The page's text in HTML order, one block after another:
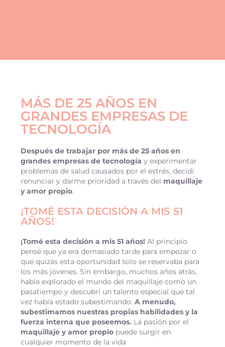
MÁS DE 25 AÑOS EN
GRANDES EMPRESAS DE
TECNOLOGÍA
Después de trabajar por más de 25 años en
grandes empresas de tecnología y experimentar
problemas de salud causados por el estrés, decidí
renunciar y darme prioridad a través del maquillaje
y amor propio.
¡TOMÉ ESTA DECISIÓN A MIS 51
AÑOS!
¡Tomé esta decisión a mis 51 años! Al principio
pensé que ya era demasiado tarde para empezar o
que quizás esta oportunidad solo se reservaba para
los más jóvenes. Sin embargo, muchos años atrás,
había explorado el mundo del maquillaje como un
pasatiempo y descubrí un talento especial que tal
vez había estado subestimando.A menudo,
subestimamos nuestras propias habilidades y la
fuerza interna que poseemos. La pasión por el
maquillaje y amor propio puede surgir en
cualquier momento de la vida